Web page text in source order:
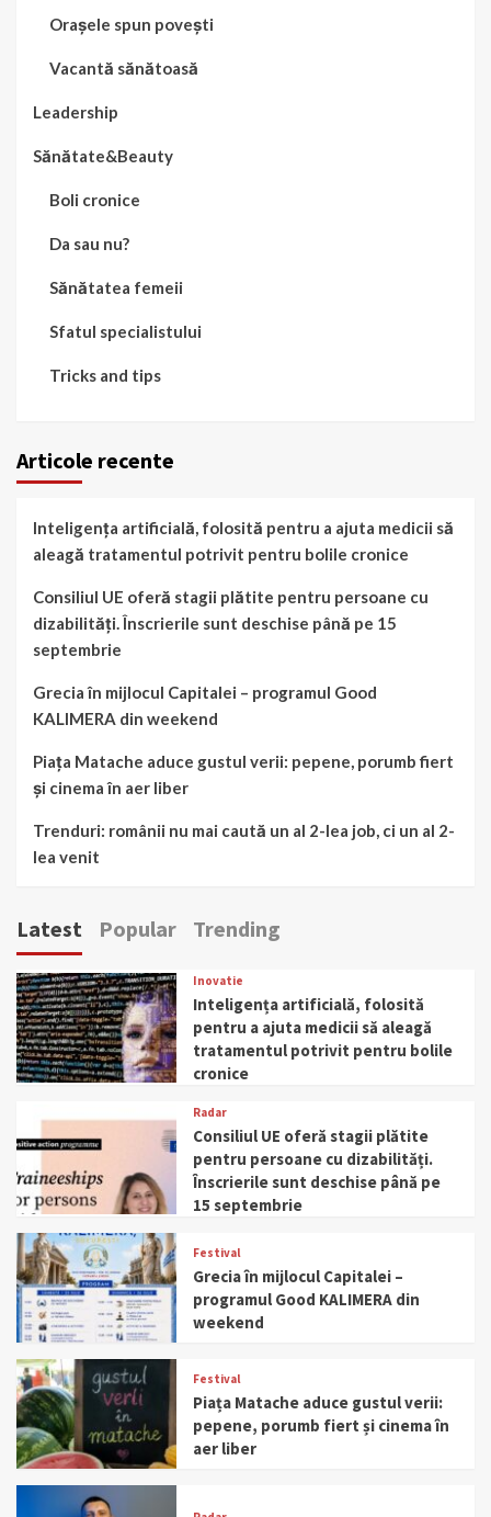
Orașele spun povești
Vacantă sănătoasă
Leadership
Sănătate&Beauty
Boli cronice
Da sau nu?
Sănătatea femeii
Sfatul specialistului
Tricks and tips
Articole recente
Inteligența artificială, folosită pentru a ajuta medicii să
aleagă tratamentul potrivit pentru bolile cronice
Consiliul UE oferă stagii plătite pentru persoane cu
dizabilități. Înscrierile sunt deschise până pe 15
septembrie
Grecia în mijlocul Capitalei – programul Good
KALIMERA din weekend
Piața Matache aduce gustul verii: pepene, porumb fiert
și cinema în aer liber
Trenduri: românii nu mai caută un al 2-lea job, ci un al 2-
lea venit
Latest Popular Trending
Inovatie
Inteligența artificială, folosită
pentru a ajuta medicii să aleagă
tratamentul potrivit pentru bolile
cronice
Radar
Consiliul UE oferă stagii plătite
pentru persoane cu dizabilități.
Înscrierile sunt deschise până pe
15 septembrie
Festival
Grecia în mijlocul Capitalei –
programul Good KALIMERA din
weekend
Festival
Piața Matache aduce gustul verii:
pepene, porumb fiert și cinema în
aer liber